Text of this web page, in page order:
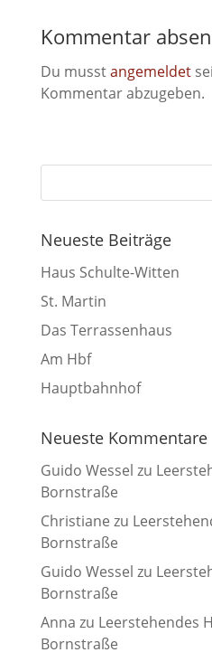
Kommentar
Du musstangemeldet
Kommentar abzugeben.
Neueste Beiträge
Haus Schulte-Witten
St. Martin
Das Terrassenhaus
Am Hbf
Hauptbahnhof
Neueste Kommentare
Guido Wessel zu
Bornstraße
Christiane zu
Bornstraße
Guido Wessel zu
Bornstraße
Anna zu Leerstehendes
Bornstraße